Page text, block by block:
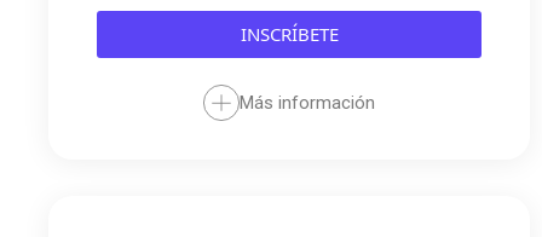
INSCRÍBETE
Más información